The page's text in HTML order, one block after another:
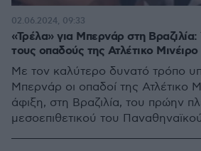
«Τρέλα» για Μπερνάρ στη
τους οπαδούς της Ατλέτικο Μινέιρο
Με τον καλύτερο δυνατό τρόπο
Μπερνάρ οι οπαδοί της Ατλέτικο
άφιξη, στη Βραζιλία, του πρώην
μεσοεπιθετικού του Παναθηναϊκού
02.06.2024, 09:33